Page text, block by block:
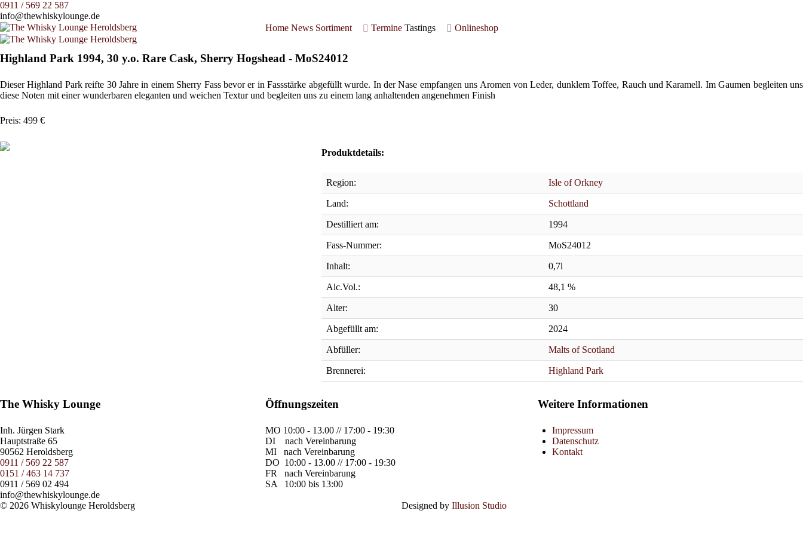
0911 / 569 22 587
info@thewhiskylounge.de
Home News Sortiment Termine Tastings Onlineshop
Highland Park 1994, 30 y.o. Rare Cask, Sherry Hogshead - MoS24012
Dieser Highland Park reifte 30 Jahre in einem Sherry Fass bevor er in Fassstärke abgefüllt wurde. In der Nase empfangen uns Aromen von Leder, dunklem Toffee, Rauch und Karamell. Im Gaumen begleiten uns
diese Noten mit einer wunderbaren eleganten und weichen Textur und begleiten uns zu einem lang anhaltenden angenehmen Finish
Preis: 499 €
Produktdetails:
Region: Isle of Orkney
Land: Schottland
Destilliert am: 1994
Fass-Nummer: MoS24012
Inhalt: 0,7l
Alc.Vol.: 48,1 %
Alter: 30
Abgefüllt am: 2024
Abfüller: Malts of Scotland
Brennerei: Highland Park
The Whisky Lounge
Inh. Jürgen Stark
Hauptstraße 65
90562 Heroldsberg
0911 / 569 22 587
0151 / 463 14 737
0911 / 569 02 494
info@thewhiskylounge.de
Öffnungszeiten
MO 10:00 - 13.00 // 17:00 - 19:30
DI
nach Vereinbarung
MI
nach Vereinbarung
DO 10:00 - 13.00 // 17:00 - 19:30
FR
nach Vereinbarung
SA
10:00 bis 13:00
Weitere Informationen
Impressum
Datenschutz
Kontakt
© 2026 Whiskylounge Heroldsberg Designed by Illusion Studio